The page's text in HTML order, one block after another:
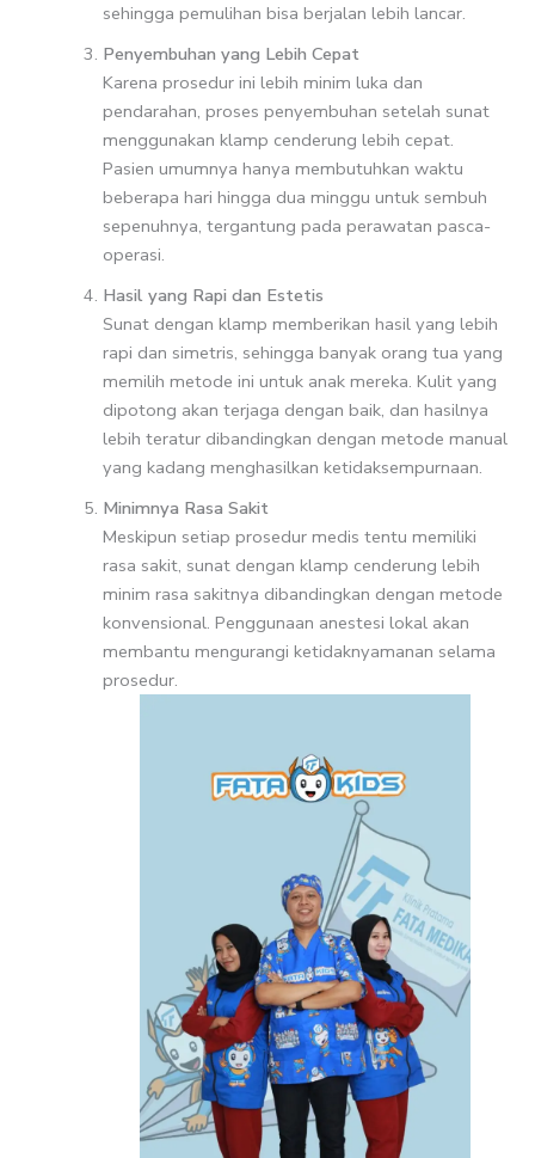
sehingga pemulihan bisa berjalan lebih lancar.
Penyembuhan yang Lebih Cepat
Karena prosedur ini lebih minim luka dan
pendarahan, proses penyembuhan setelah sunat
menggunakan klamp cenderung lebih cepat.
Pasien umumnya hanya membutuhkan waktu
beberapa hari hingga dua minggu untuk sembuh
sepenuhnya, tergantung pada perawatan pasca-
operasi.
Hasil yang Rapi dan Estetis
Sunat dengan klamp memberikan hasil yang lebih
rapi dan simetris, sehingga banyak orang tua yang
memilih metode ini untuk anak mereka. Kulit yang
dipotong akan terjaga dengan baik, dan hasilnya
lebih teratur dibandingkan dengan metode manual
yang kadang menghasilkan ketidaksempurnaan.
Minimnya Rasa Sakit
Meskipun setiap prosedur medis tentu memiliki
rasa sakit, sunat dengan klamp cenderung lebih
minim rasa sakitnya dibandingkan dengan metode
konvensional. Penggunaan anestesi lokal akan
membantu mengurangi ketidaknyamanan selama
prosedur.